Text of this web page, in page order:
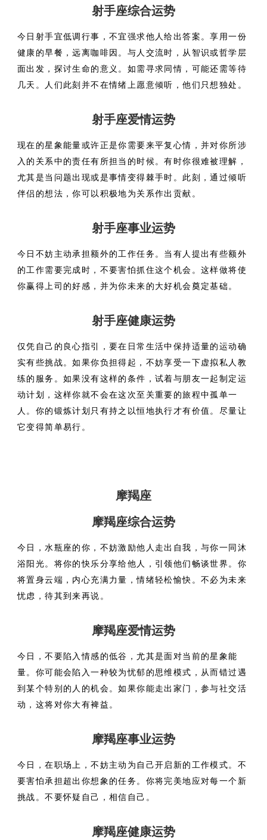
射手座综合运势
今日射手宜低调行事，不宜强求他人给出答案。享用一份
健康的早餐，远离咖啡因。与人交流时，从智识或哲学层
面出发，探讨生命的意义。如需寻求同情，可能还需等待
几天。人们此刻并不在情绪上愿意倾听，他们只想独处。
射手座爱情运势
现在的星象能量或许正是你需要来平复心情，并对你所涉
入的关系中的责任有所担当的时候。有时你很难被理解，
尤其是当问题出现或是事情变得棘手时。此刻，通过倾听
伴侣的想法，你可以积极地为关系作出贡献。
射手座事业运势
今日不妨主动承担额外的工作任务。当有人提出有些额外
的工作需要完成时，不要害怕抓住这个机会。这样做将使
你赢得上司的好感，并为你未来的大好机会奠定基础。
射手座健康运势
仅凭自己的良心指引，要在日常生活中保持适量的运动确
实有些挑战。如果你负担得起，不妨享受一下虚拟私人教
练的服务。如果没有这样的条件，试着与朋友一起制定运
动计划，这样你就不会在这次至关重要的旅程中孤单一
人。你的锻炼计划只有持之以恒地执行才有价值。尽量让
它变得简单易行。
摩羯座
摩羯座综合运势
今日，水瓶座的你，不妨激励他人走出自我，与你一同沐
浴阳光。将你的快乐分享给他人，引领他们畅谈世界。你
将置身云端，内心充满力量，情绪轻松愉快。不必为未来
忧虑，待其到来再说。
摩羯座爱情运势
今日，不要陷入情感的低谷，尤其是面对当前的星象能
量。你可能会陷入一种较为忧郁的思维模式，从而错过遇
到某个特别的人的机会。如果你能走出家门，参与社交活
动，这将对你大有裨益。
摩羯座事业运势
今日，在职场上，不妨主动为自己开启新的工作模式。不
要害怕承担超出你想象的任务。你将完美地应对每一个新
挑战。不要怀疑自己，相信自己。
摩羯座健康运势